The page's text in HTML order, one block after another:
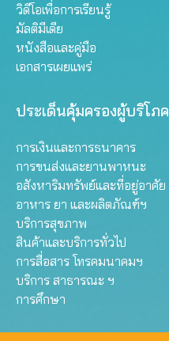
วิดีโอเพื่อการเรียนรู้
มัลติมีเดีย
หนังสือและคู่มือ
เอกสารเผยแพร่
ประเด็นคุ้มครองผู้บริโภค
การเงินและการธนาคาร
การขนส่งและยานพาหนะ
อสังหาริมทรัพย์และที่อยู่อาศัย
อาหาร ยา และผลิตภัณฑ์ฯ
บริการสุขภาพ
สินค้าและบริการทั่วไป
การสื่อสาร โทรคมนาคมฯ
บริการ สาธารณะ ฯ
การศึกษา